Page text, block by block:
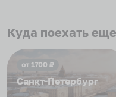
приезжать еще...
Куда поехать еще
от 1700 ₽
Санкт-Петербург